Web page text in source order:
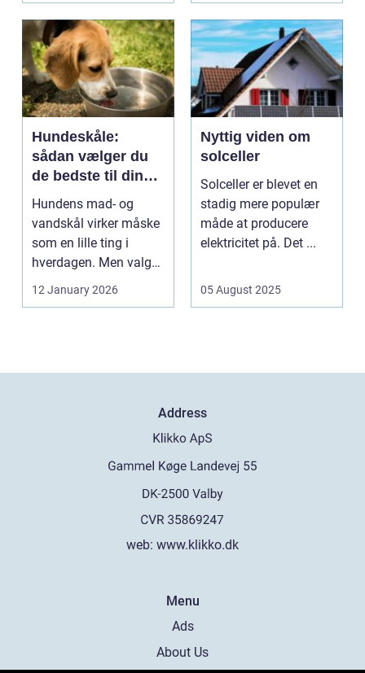
Hundeskåle:
sådan vælger du
de bedste til din
hund
Hundens mad- og
vandskål virker måske
som en lille ting i
hverdagen. Men valg
af sk&arin...
12 January 2026
Nyttig viden om
solceller
Solceller er blevet en
stadig mere populær
måde at producere
elektricitet på. Det ...
05 August 2025
Address
web: www.klikko.dk
Menu
Ads
About Us